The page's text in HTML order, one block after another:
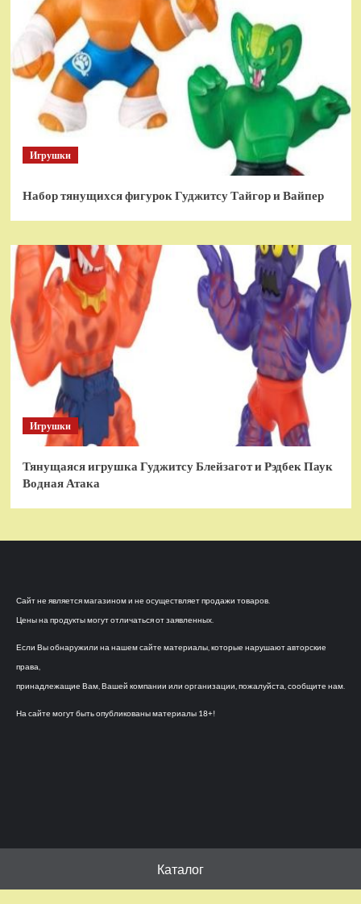
Игрушки
Набор тянущихся фигурок Гуджитсу Тайгор и Вайпер
Игрушки
Тянущаяся игрушка Гуджитсу Блейзагот и Рэдбек Паук
Водная Атака
Сайт не является магазином и не осуществляет продажи товаров.
Цены на продукты могут отличаться от заявленных.
Если Вы обнаружили на нашем сайте материалы, которые нарушают авторские
права,
принадлежащие Вам, Вашей компании или организации, пожалуйста, сообщите нам.
На сайте могут быть опубликованы материалы 18+!
Каталог